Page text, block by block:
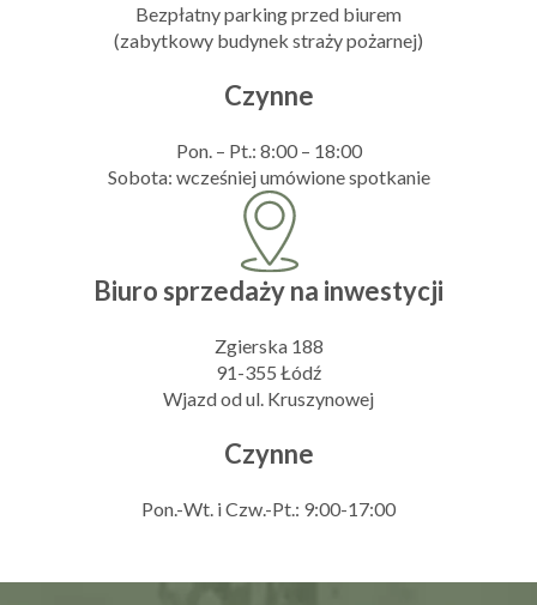
Bezpłatny parking przed biurem
(zabytkowy budynek straży pożarnej)
Czynne
Pon. – Pt.: 8:00 – 18:00
Sobota: wcześniej umówione spotkanie
Biuro sprzedaży na inwestycji
Zgierska 188
91-355 Łódź
Wjazd od ul. Kruszynowej
Czynne
Pon.-Wt. i Czw.-Pt.: 9:00-17:00